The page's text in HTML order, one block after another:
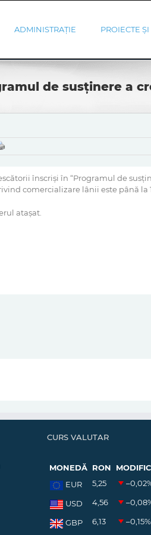
ADMINISTRAȚIE PROIECTE
de susținere a
înscriși în “Programul de
comercializare lânii este până la
atașat.
CURS VALUTAR
MONEDĂ RON
EUR
5,25 –0,02
USD 4,56 –0,08
GBP 6,13 –0,15%